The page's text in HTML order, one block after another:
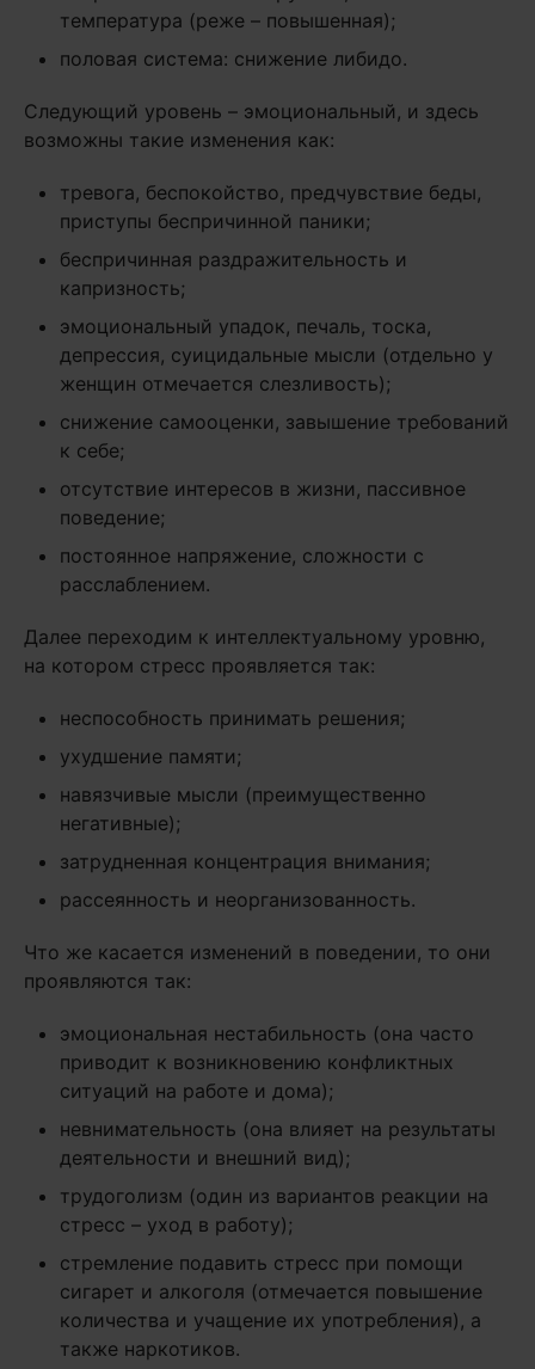
температура (реже – повышенная);
половая система: снижение либидо.
Следующий уровень – эмоциональный, и здесь
возможны такие изменения как:
тревога, беспокойство, предчувствие беды,
приступы беспричинной паники;
беспричинная раздражительность и
капризность;
эмоциональный упадок, печаль, тоска,
депрессия, суицидальные мысли (отдельно у
женщин отмечается слезливость);
снижение самооценки, завышение требований
к себе;
отсутствие интересов в жизни, пассивное
поведение;
постоянное напряжение, сложности с
расслаблением.
Далее переходим к интеллектуальному уровню,
на котором стресс проявляется так:
неспособность принимать решения;
ухудшение памяти;
навязчивые мысли (преимущественно
негативные);
затрудненная концентрация внимания;
рассеянность и неорганизованность.
Что же касается изменений в поведении, то они
проявляются так:
эмоциональная нестабильность (она часто
приводит к возникновению конфликтных
ситуаций на работе и дома);
невнимательность (она влияет на результаты
деятельности и внешний вид);
трудоголизм (один из вариантов реакции на
стресс – уход в работу);
стремление подавить стресс при помощи
сигарет и алкоголя (отмечается повышение
количества и учащение их употребления), а
также наркотиков.